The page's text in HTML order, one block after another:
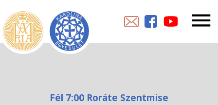
Fél 7:00 Roráte Szentmise